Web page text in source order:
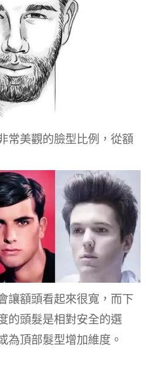
常美觀的臉型比例，從額
讓額頭看起來很寬，而下
的頭髮是相對安全的選
為頂部髮型增加維度。